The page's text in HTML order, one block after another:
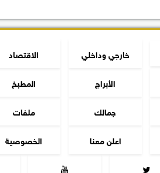
خارجي وداخلي الاقتصاد
الأبراج المطبخ
جمالك ملفات
اعلن معنا الخصوصية

